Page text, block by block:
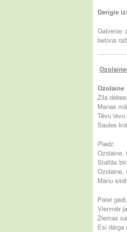
Derīgie
Galvenie
betona
Ozolaine
Zila
Manas
Tēvu
Saules
Piedz.
Ozolaine,
Staltās
Ozolaine,
Manu
Paiet
Vienmēr
Ziemas
Esi dārga